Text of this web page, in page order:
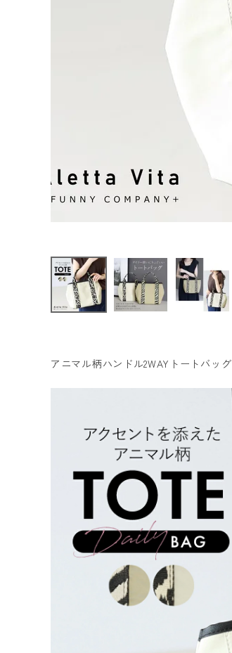
会員ステージ特典プログラムについて
アニマル柄ハンドル2WAYトートバッグ